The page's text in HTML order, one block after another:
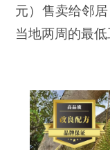
元）售卖给邻
当地两周的最低